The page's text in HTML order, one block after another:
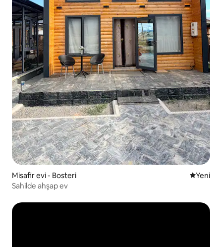
Misafir evi - Bosteri Yeni
Yeni
Sahilde ahşap ev